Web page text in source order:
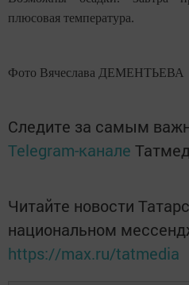
плюсовая температура.
Фото Вячеслава ДЕМЕНТЬЕВА
Следите за самым
Telegram-канале
Читайте новости
национальном
https://max.ru/tatmedia